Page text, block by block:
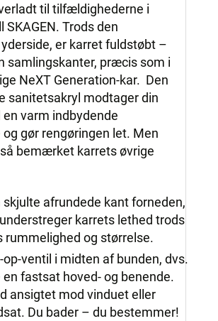
til tilfældighederne i
SKAGEN. Trods den
er karret fuldstøbt –
samlingskanter, præcis som i
NeXT Generation-kar. Den
sanitetsakryl modtager din
en varm indbydende
gør rengøringen let. Men
bemærket karrets øvrige
skjulte afrundede kant forneden,
karrets lethed trods
rummelighed og størrelse.
op-ventil i midten af bunden, dvs.
en fastsat hoved- og benende.
ansigtet mod vinduet eller
Du bader – du bestemmer!